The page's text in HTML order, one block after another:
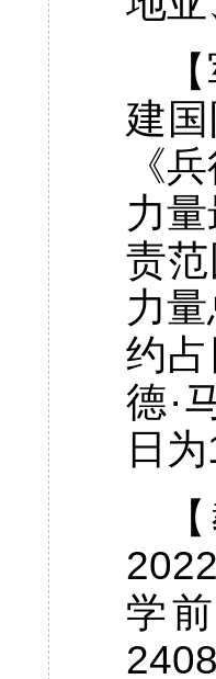
建
《
力
责
力
约
德·
日
学